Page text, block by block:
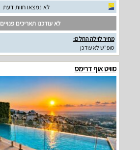
לא נמצאו חוות דעת
לא עודכנו תאריכים פנויים
מחיר לוילה החל מ:
סופ"ש לא עודכן
סוויט אוף דרימס